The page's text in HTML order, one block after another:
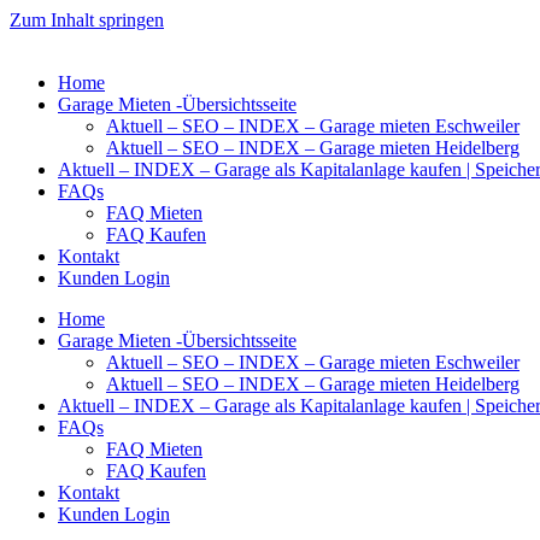
Zum Inhalt springen
Home
Garage Mieten -Übersichtsseite
Aktuell – SEO – INDEX – Garage mieten Eschweiler
Aktuell – SEO – INDEX – Garage mieten Heidelberg
Aktuell – INDEX – Garage als Kapitalanlage kaufen |
FAQs
FAQ Mieten
FAQ Kaufen
Kontakt
Kunden Login
Home
Garage Mieten -Übersichtsseite
Aktuell – SEO – INDEX – Garage mieten Eschweiler
Aktuell – SEO – INDEX – Garage mieten Heidelberg
Aktuell – INDEX – Garage als Kapitalanlage kaufen |
FAQs
FAQ Mieten
FAQ Kaufen
Kontakt
Kunden Login